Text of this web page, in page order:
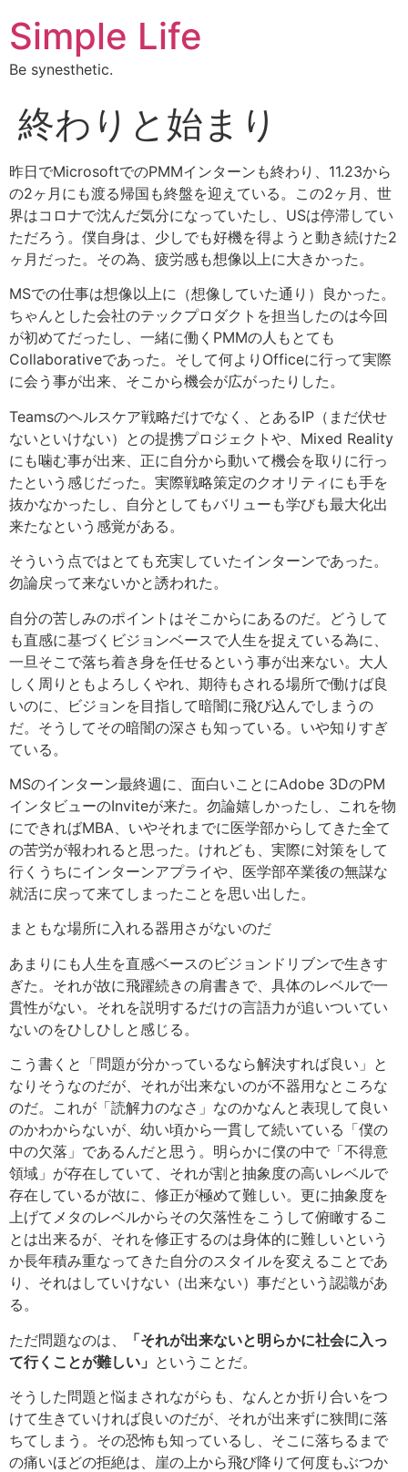
Simple Life
Be synesthetic.
終わりと始まり
昨日でMicrosoftでのPMMインターンも終わり、11.23から
の2ヶ月にも渡る帰国も終盤を迎えている。この2ヶ月、世
界はコロナで沈んだ気分になっていたし、USは停滞してい
ただろう。僕自身は、少しでも好機を得ようと動き続けた2
ヶ月だった。その為、疲労感も想像以上に大きかった。
MSでの仕事は想像以上に（想像していた通り）良かった。
ちゃんとした会社のテックプロダクトを担当したのは今回
が初めてだったし、一緒に働くPMMの人もとても
Collaborativeであった。そして何よりOfficeに行って実際
に会う事が出来、そこから機会が広がったりした。
Teamsのヘルスケア戦略だけでなく、とあるIP（まだ伏せ
ないといけない）との提携プロジェクトや、Mixed Reality
にも噛む事が出来、正に自分から動いて機会を取りに行っ
たという感じだった。実際戦略策定のクオリティにも手を
抜かなかったし、自分としてもバリューも学びも最大化出
来たなという感覚がある。
そういう点ではとても充実していたインターンであった。
勿論戻って来ないかと誘われた。
自分の苦しみのポイントはそこからにあるのだ。どうして
も直感に基づくビジョンベースで人生を捉えている為に、
一旦そこで落ち着き身を任せるという事が出来ない。大人
しく周りともよろしくやれ、期待もされる場所で働けば良
いのに、ビジョンを目指して暗闇に飛び込んでしまうの
だ。そうしてその暗闇の深さも知っている。いや知りすぎ
ている。
MSのインターン最終週に、面白いことにAdobe 3DのPM
インタビューのInviteが来た。勿論嬉しかったし、これを物
にできればMBA、いやそれまでに医学部からしてきた全て
の苦労が報われると思った。けれども、実際に対策をして
行くうちにインターンアプライや、医学部卒業後の無謀な
就活に戻って来てしまったことを思い出した。
まともな場所に入れる器用さがないのだ
あまりにも人生を直感ベースのビジョンドリブンで生きす
ぎた。それが故に飛躍続きの肩書きで、具体のレベルで一
貫性がない。それを説明するだけの言語力が追いついてい
ないのをひしひしと感じる。
こう書くと「問題が分かっているなら解決すれば良い」と
なりそうなのだが、それが出来ないのが不器用なところな
のだ。これが「読解力のなさ」なのかなんと表現して良い
のかわからないが、幼い頃から一貫して続いている「僕の
中の欠落」であるんだと思う。明らかに僕の中で「不得意
領域」が存在していて、それが割と抽象度の高いレベルで
存在しているが故に、修正が極めて難しい。更に抽象度を
上げてメタのレベルからその欠落性をこうして俯瞰するこ
とは出来るが、それを修正するのは身体的に難しいという
か長年積み重なってきた自分のスタイルを変えることであ
り、それはしていけない（出来ない）事だという認識があ
る。
ただ問題なのは、
「それが出来ないと明らかに社会に入っ
て行くことが難しい」 ということだ。
そうした問題と悩まされながらも、なんとか折り合いをつ
けて生きていければ良いのだが、それが出来ずに狭間に落
ちてしまう。その恐怖も知っているし、そこに落ちるまで
の痛いほどの拒絶は、崖の上から飛び降りて何度もぶつか